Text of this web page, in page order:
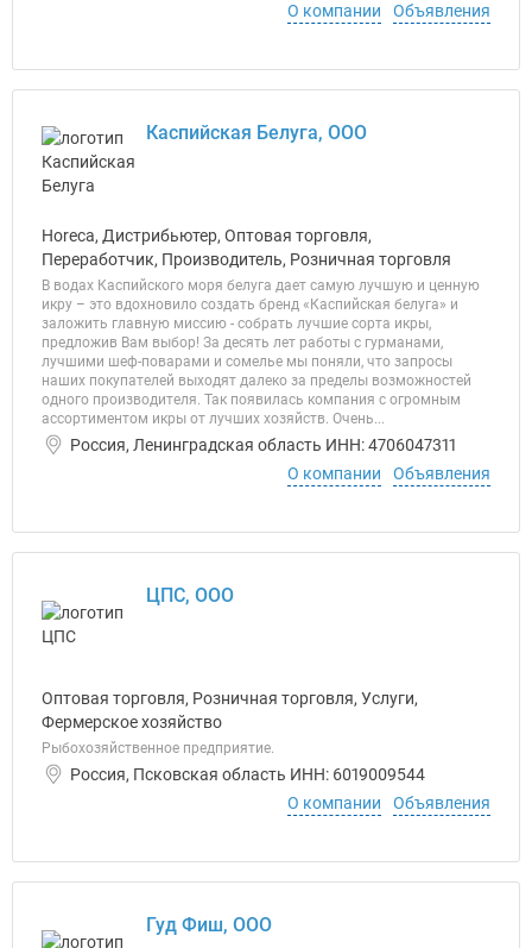
О компании
Объявления
Каспийская Белуга, ООО
Horeca, Дистрибьютер, Оптовая торговля,
Переработчик, Производитель, Розничная торговля
В водах Каспийского моря белуга дает самую лучшую и ценную
икру – это вдохновило создать бренд «Каспийская белуга» и
заложить главную миссию - собрать лучшие сорта икры,
предложив Вам выбор! За десять лет работы с гурманами,
лучшими шеф-поварами и сомелье мы поняли, что запросы
наших покупателей выходят далеко за пределы возможностей
одного производителя. Так появилась компания с огромным
ассортиментом икры от лучших хозяйств. Очень...
Россия, Ленинградская область ИНН: 4706047311
О компании
Объявления
ЦПС, ООО
Оптовая торговля, Розничная торговля, Услуги,
Фермерское хозяйство
Рыбохозяйственное предприятие.
Россия, Псковская область ИНН: 6019009544
О компании
Объявления
Гуд Фиш, ООО